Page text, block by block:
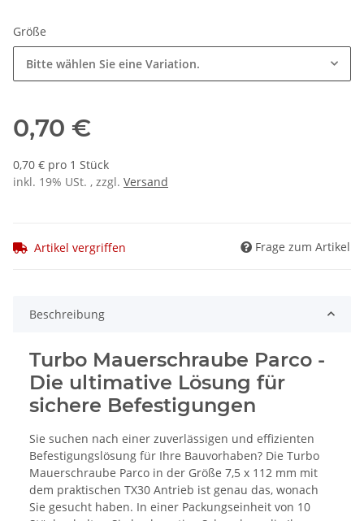
Größe
Bitte wählen Sie eine Variation.
0,70 €
0,70 € pro 1 Stück
inkl. 19% USt. , zzgl. Versand
Artikel vergriffen Frage zum Artikel
Beschreibung
Turbo Mauerschraube Parco -
Die ultimative Lösung für
sichere Befestigungen
Sie suchen nach einer zuverlässigen und effizienten
Befestigungslösung für Ihre Bauvorhaben? Die Turbo
Mauerschraube Parco in der Größe 7,5 x 112 mm mit
dem praktischen TX30 Antrieb ist genau das, wonach
Sie gesucht haben. In einer Packungseinheit von 10